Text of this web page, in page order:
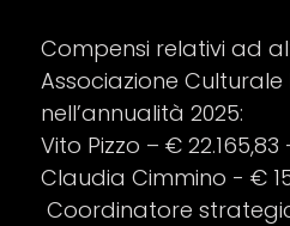
Compensi relativi ad
Associazione
nell’annualità 2025:
Vito Pizzo – €
Claudia Cimmino - €
Coordinatore